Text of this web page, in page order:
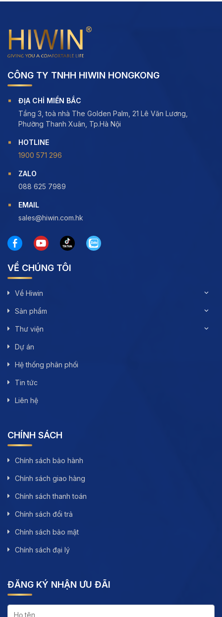
CÔNG TY TNHH HIWIN HONGKONG
ĐỊA CHỈ MIỀN BẮC
Tầng 3, toà nhà The Golden Palm, 21 Lê Văn Lương,
Phường Thanh Xuân, Tp.Hà Nội
HOTLINE
1900 571 296
ZALO
088 625 7989
EMAIL
sales@hiwin.com.hk
VỀ CHÚNG TÔI
Về Hiwin
Sản phẩm
Thư viện
Dự án
Hệ thống phân phối
Tin tức
Liên hệ
CHÍNH SÁCH
Chính sách bảo hành
Chính sách giao hàng
Chính sách thanh toán
Chính sách đổi trả
Chính sách bảo mật
Chính sách đại lý
ĐĂNG KÝ NHẬN ƯU ĐÃI